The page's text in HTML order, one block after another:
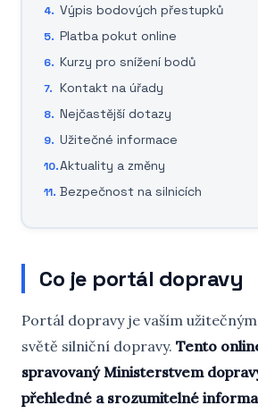
Výpis bodových přestupků
Platba pokut online
Kurzy pro snížení bodů
Kontakt na úřady
Nejčastější dotazy
Užitečné informace
Aktuality a změny
Bezpečnost na silnicích
Co je portál dopravy
Portál dopravy je vaším
světě silniční dopravy. Tento
spravovaný Ministerstvem
přehledné a srozumitelné